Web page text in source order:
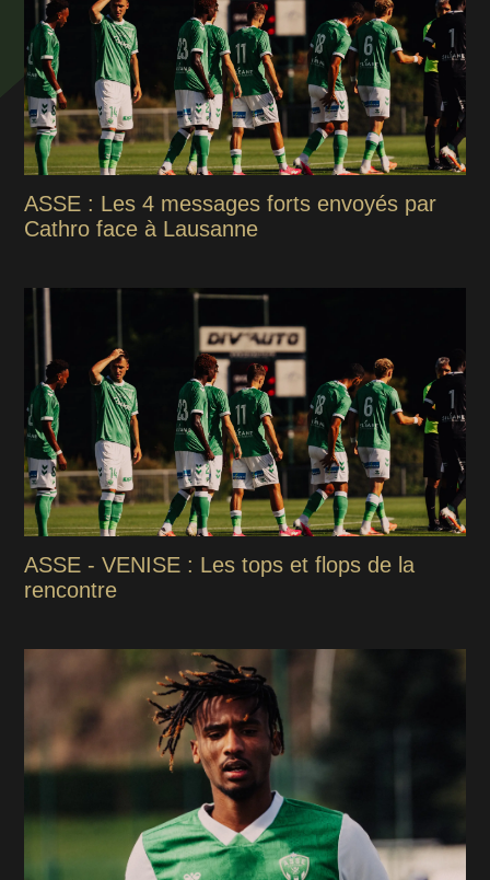
ASSE : Les 4 messages forts envoyés par
Cathro face à Lausanne
ASSE - VENISE : Les tops et flops de la
rencontre